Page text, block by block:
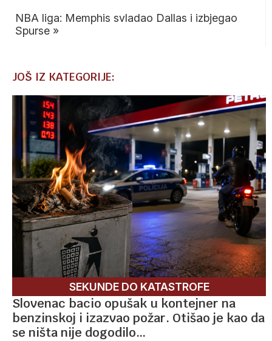
NBA liga: Memphis svladao Dallas i izbjegao
Spurse »
JOŠ IZ KATEGORIJE:
SEKUNDE DO KATASTROFE
Slovenac bacio opušak u kontejner na
benzinskoj i izazvao požar. Otišao je kao da
se ništa nije dogodilo…